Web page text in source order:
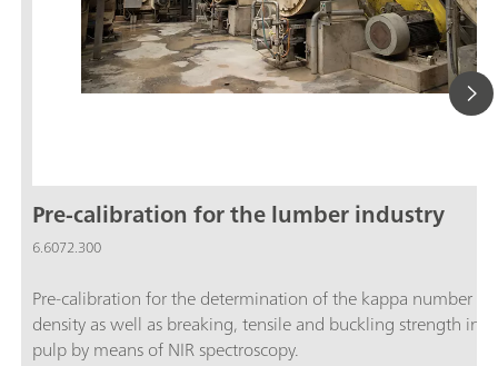
Pre-calibration for the lumber industry
6.6072.300
Pre-calibration for the determination of the kappa number
density as well as breaking, tensile and buckling strength in
pulp by means of NIR spectroscopy.